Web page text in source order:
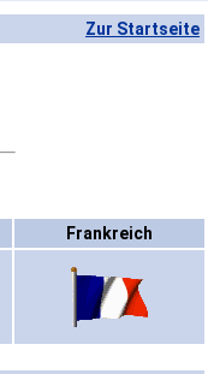
Zur Startseite
Frankreich